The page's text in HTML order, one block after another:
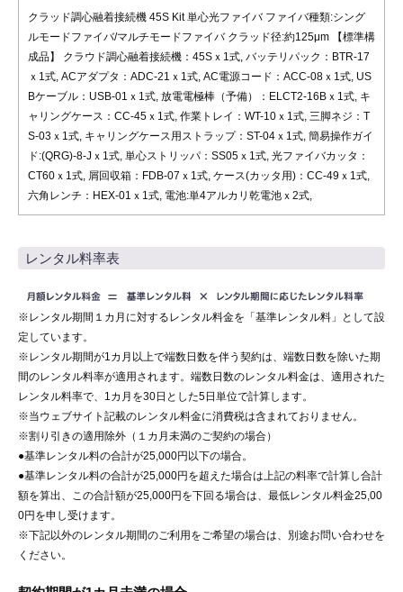
クラッド調心融着接続機 45S Kit 単心光ファイバ ファイバ種類:シング
ルモードファイバ/マルチモードファイバ クラッド径:約125μm 【標準構
成品】 クラウド調心融着接続機：45Sｘ1式, バッテリパック：BTR-17
ｘ1式, ACアダプタ：ADC-21ｘ1式, AC電源コード：ACC-08ｘ1式, US
Bケーブル：USB-01ｘ1式, 放電電極棒（予備）：ELCT2-16Bｘ1式, キ
ャリングケース：CC-45ｘ1式, 作業トレイ：WT-10ｘ1式, 三脚ネジ：T
S-03ｘ1式, キャリングケース用ストラップ：ST-04ｘ1式, 簡易操作ガイ
ド:(QRG)-8-Jｘ1式, 単心ストリッパ：SS05ｘ1式, 光ファイバカッタ：
CT60ｘ1式, 屑回収箱：FDB-07ｘ1式, ケース(カッタ用)：CC-49ｘ1式,
六角レンチ：HEX-01ｘ1式, 電池:単4アルカリ乾電池ｘ2式,
レンタル料率表
※レンタル期間１カ月に対するレンタル料金を「基準レンタル料」として設
定しています。
※レンタル期間が1カ月以上で端数日数を伴う契約は、端数日数を除いた期
間のレンタル料率が適用されます。端数日数のレンタル料金は、適用された
レンタル料率で、1カ月を30日とした5日単位で計算します。
※当ウェブサイト記載のレンタル料金に消費税は含まれておりません。
※割り引きの適用除外（１カ月未満のご契約の場合）
●基準レンタル料の合計が25,000円以下の場合。
●基準レンタル料の合計が25,000円を超えた場合は上記の料率で計算し合計
額を算出、この合計額が25,000円を下回る場合は、最低レンタル料金25,00
0円を申し受けます。
※下記以外のレンタル期間のご利用をご希望の場合は、別途お問い合わせを
ください。